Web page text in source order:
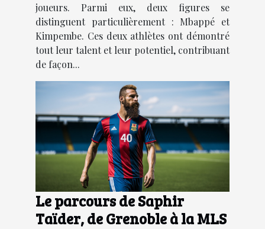
joueurs. Parmi eux, deux figures se
distinguent particulièrement : Mbappé et
Kimpembe. Ces deux athlètes ont démontré
tout leur talent et leur potentiel, contribuant
de façon...
Le parcours de Saphir
Taïder, de Grenoble à la MLS